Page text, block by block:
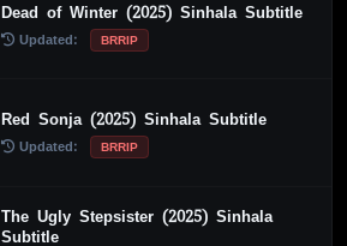
Dead of Winter (2025) Sinhala Subtitle
Updated: BRRIP
Red Sonja (2025) Sinhala Subtitle
Updated: BRRIP
The Ugly Stepsister (2025) Sinhala
Subtitle